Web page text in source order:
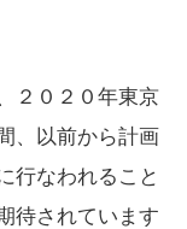
２０２０年東京
、以前から計画
行なわれること
待されています